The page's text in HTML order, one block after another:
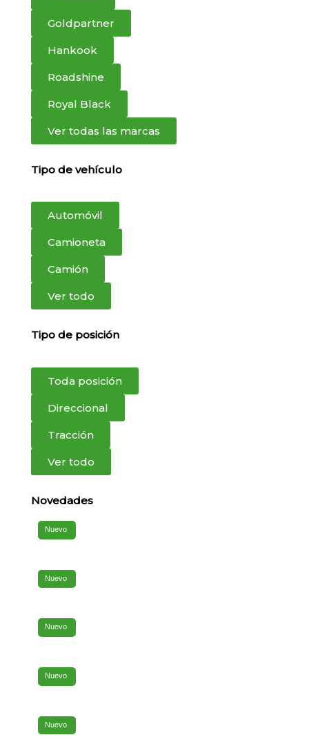
Goldpartner
Hankook
Roadshine
Royal Black
Ver todas las marcas
Tipo de vehículo
Automóvil
Camioneta
Camión
Ver todo
Tipo de posición
Toda posición
Direccional
Tracción
Ver todo
Novedades
Nuevo
Nuevo
Nuevo
Nuevo
Nuevo